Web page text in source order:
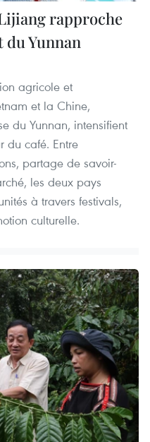
rapproche
du Yunnan
agricole et
et la Chine,
du Yunnan, intensifient
du café. Entre
partage de savoir-
les deux pays
à travers festivals,
culturelle.